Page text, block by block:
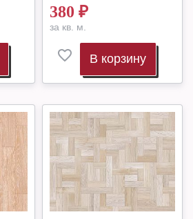
380 ₽
за кв. м.
В корзину